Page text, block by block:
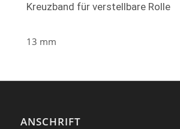
Kreuzband für verstellbare Rolle
13 mm
ANSCHRIFT